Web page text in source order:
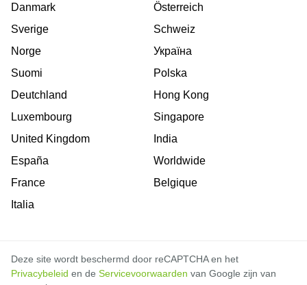
Danmark
Sverige
Norge
Suomi
Deutchland
Luxembourg
United Kingdom
España
France
Italia
Österreich
Schweiz
Україна
Polska
Hong Kong
Singapore
India
Worldwide
Belgique
Deze site wordt beschermd door reCAPTCHA en het
Privacybeleid en de Servicevoorwaarden van Google zijn van